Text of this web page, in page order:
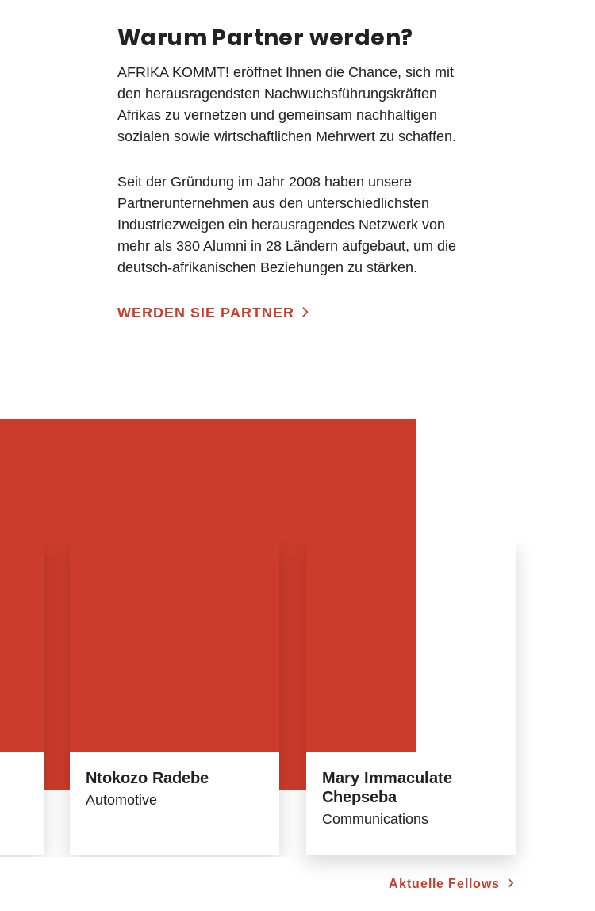
Warum Partner werden?
AFRIKA KOMMT! eröffnet Ihnen die Chance, sich mit
den herausragendsten Nachwuchsführungskräften
Afrikas zu vernetzen und gemeinsam nachhaltigen
sozialen sowie wirtschaftlichen Mehrwert zu schaffen.
Seit der Gründung im Jahr 2008 haben unsere
Partnerunternehmen aus den unterschiedlichsten
Industriezweigen ein herausragendes Netzwerk von
mehr als 380 Alumni in 28 Ländern aufgebaut, um die
deutsch-afrikanischen Beziehungen zu stärken.
WERDEN SIE PARTNER
Ntokozo Radebe
Automotive
Mary Immaculate
Chepseba
Communications
Aktuelle Fellows